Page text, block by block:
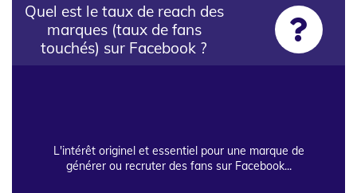
Quel est le taux de reach des
marques (taux de fans
touchés) sur Facebook ?
L'intérêt originel et essentiel pour une marque de
générer ou recruter des fans sur Facebook...